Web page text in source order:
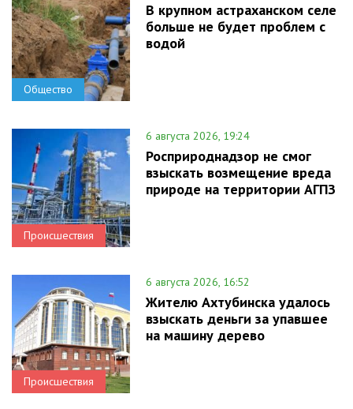
Общество
В крупном астраханском селе
больше не будет проблем с
водой
Происшествия
6 августа 2026, 19:24
Росприроднадзор не смог
взыскать возмещение вреда
природе на территории АГПЗ
Происшествия
6 августа 2026, 16:52
Жителю Ахтубинска удалось
взыскать деньги за упавшее
на машину дерево